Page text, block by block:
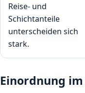
Reise- und
Schichtanteile
unterscheiden sich
stark.
Einordnung